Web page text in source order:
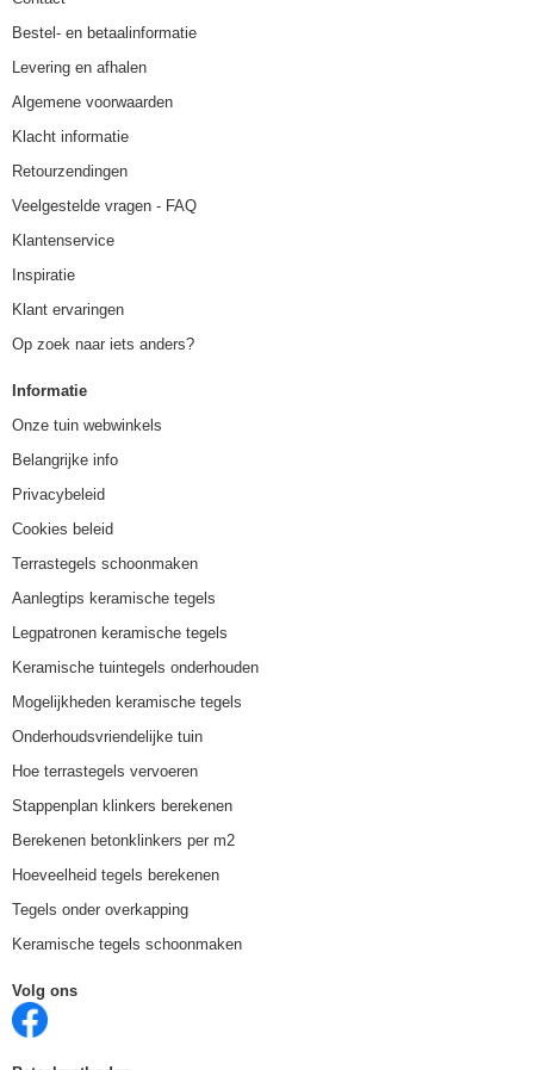
Bestel- en betaalinformatie
Levering en afhalen
Algemene voorwaarden
Klacht informatie
Retourzendingen
Veelgestelde vragen - FAQ
Klantenservice
Inspiratie
Klant ervaringen
Op zoek naar iets anders?
Informatie
Onze tuin webwinkels
Belangrijke info
Privacybeleid
Cookies beleid
Terrastegels schoonmaken
Aanlegtips keramische tegels
Legpatronen keramische tegels
Keramische tuintegels onderhouden
Mogelijkheden keramische tegels
Onderhoudsvriendelijke tuin
Hoe terrastegels vervoeren
Stappenplan klinkers berekenen
Berekenen betonklinkers per m2
Hoeveelheid tegels berekenen
Tegels onder overkapping
Keramische tegels schoonmaken
Volg ons